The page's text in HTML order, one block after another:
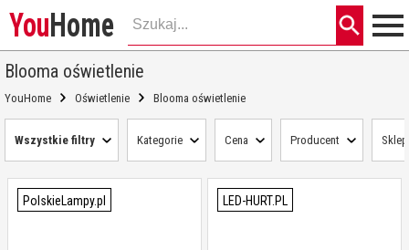
YouHome
Blooma oświetlenie
YouHome Oświetlenie Blooma oświetlenie
Wszystkie filtry Kategorie Cena Producent Sklep
PolskieLampy.pl LED-HURT.PL